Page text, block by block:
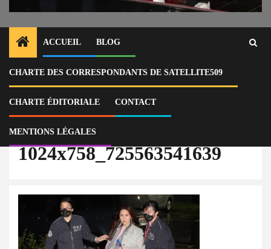
ACCUEIL BLOG
CHARTE DES CORRESPONDANTS DE SATELLITE509
CHARTE ÉDITORIALE CONTACT
MENTIONS LÉGALES
Home
Actu
Taïwan : une conseillère municipale de Taipei, Chen E-jun, placée en
détention pour corruption présumée
1024x758_725563541639